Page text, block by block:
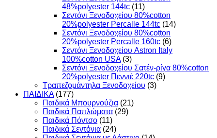
48%polyester 144tc (11)
Σεντόνι Ξενοδοχείου 80%cotton
20%polyester Percalle 144tc (14)
Σεντόνι Ξενοδοχείου 80%cotton
20%polyester Percalle 160tc (6)
Σεντόνι Ξενοδοχείου Astron Italy
100%cotton USA (3)
Σεντόνι Ξενοδοχείου Σατέν-ρίγα 80%cotton
20%polyester Πεννιέ 220tc (9)
Τραπεζομάντηλα Ξενοδοχείου (3)
ΠΑΙΔΙΚΑ (177)
Παιδικά Μπουρνούζια (21)
Παιδικά Παπλώματα (29)
Παιδικά Πόντσο (11)
Παιδικά Σεντόνια (24)